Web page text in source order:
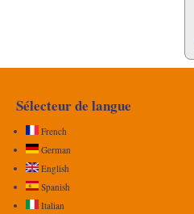
Sélecteur de langue
French
German
English
Spanish
Italian